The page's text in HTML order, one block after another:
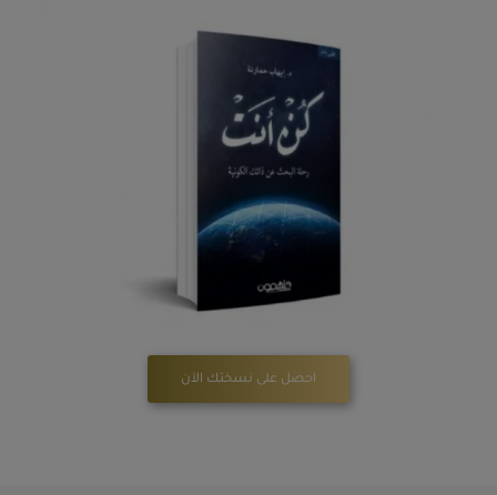
احصل على نسختك الآن